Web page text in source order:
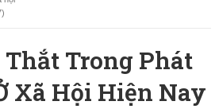
Trong Phát
Xã Hội Hiện Nay